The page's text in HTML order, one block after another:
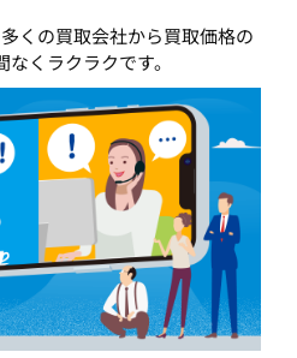
くの買取会社から買取価格の
くラクラクです。